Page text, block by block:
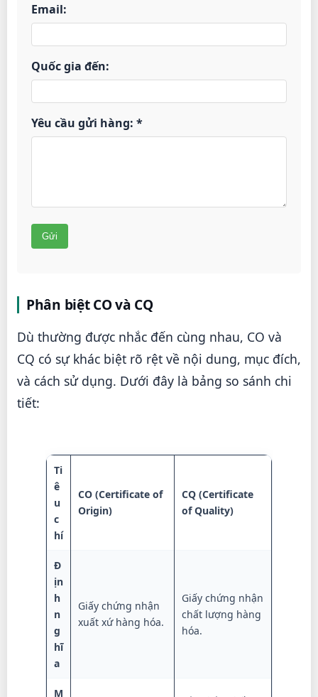
Email:
Quốc gia đến:
Yêu cầu gửi hàng: *
Phân biệt CO và CQ
Dù thường được nhắc đến cùng nhau, CO và
CQ có sự khác biệt rõ rệt về nội dung, mục đích,
và cách sử dụng. Dưới đây là bảng so sánh chi
tiết:
Ti
ê
u
c
hí
CO (Certificate of
Origin)
CQ (Certificate
of Quality)
Đ
ịn
h
n
g
hĩ
a
Giấy chứng nhận
xuất xứ hàng hóa.
Giấy chứng nhận
chất lượng hàng
hóa.
M